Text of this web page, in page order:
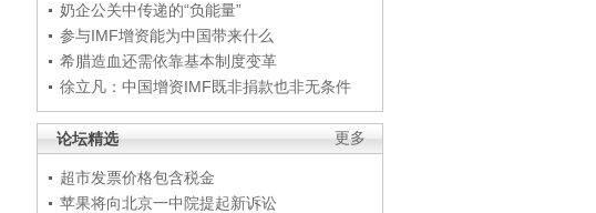
奶企公关中传递的“负能量”
参与IMF增资能为中国带来什么
希腊造血还需依靠基本制度变革
徐立凡：中国增资IMF既非捐款也非无条件
更多
论坛精选
超市发票价格包含税金
苹果将向北京一中院提起新诉讼